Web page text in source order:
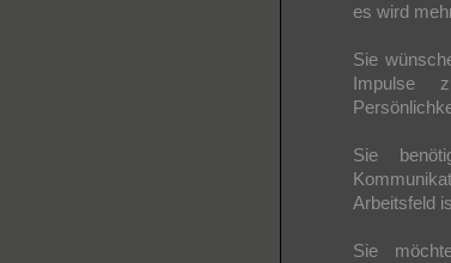
es wird
Sie
Impulse
Sie
Arbeitsfeld
Sie